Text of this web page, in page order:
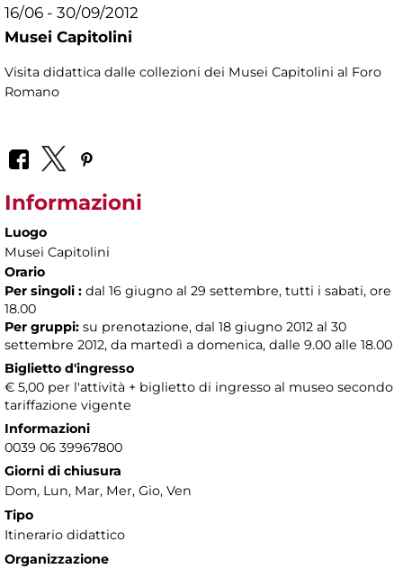
16/06 - 30/09/2012
Musei Capitolini
Visita didattica dalle collezioni dei Musei Capitolini al Foro
Romano
Informazioni
Luogo
Musei Capitolini
Orario
Per singoli : dal 16 giugno al 29 settembre, tutti i sabati, ore
18.00
Per gruppi: su prenotazione, dal 18 giugno 2012 al 30
settembre 2012, da martedì a domenica, dalle 9.00 alle 18.00
Biglietto d'ingresso
€ 5,00 per l'attività + biglietto di ingresso al museo secondo
tariffazione vigente
Informazioni
0039 06 39967800
Giorni di chiusura
Dom, Lun, Mar, Mer, Gio, Ven
Tipo
Itinerario didattico
Organizzazione